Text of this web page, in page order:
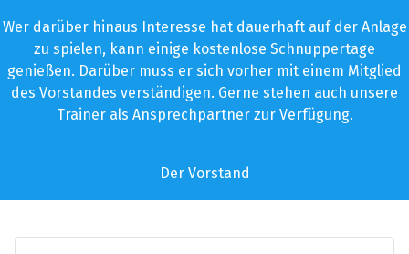
Wer darüber hinaus Interesse hat dauerhaft auf der Anlage
zu spielen, kann einige kostenlose Schnuppertage
genießen. Darüber muss er sich vorher mit einem Mitglied
des Vorstandes verständigen. Gerne stehen auch unsere
Trainer als Ansprechpartner zur Verfügung.
Der Vorstand